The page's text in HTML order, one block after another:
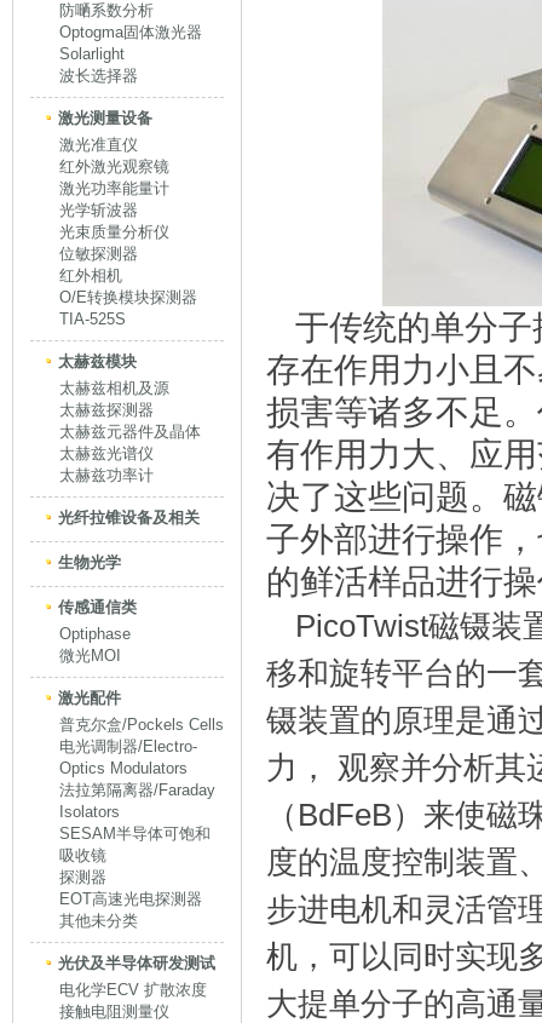
防嗮系数分析
Optogma固体激光器
Solarlight
波长选择器
激光测量设备
激光准直仪
红外激光观察镜
激光功率能量计
光学斩波器
光束质量分析仪
位敏探测器
红外相机
O/E转换模块探测器
TIA-525S
太赫兹模块
太赫兹相机及源
太赫兹探测器
太赫兹元器件及晶体
太赫兹光谱仪
太赫兹功率计
光纤拉锥设备及相关
生物光学
传感通信类
Optiphase
微光MOI
激光配件
普克尔盒/Pockels Cells
电光调制器/Electro-
Optics Modulators
法拉第隔离器/Faraday
Isolators
SESAM半导体可饱和
吸收镜
探测器
EOT高速光电探测器
其他未分类
光伏及半导体研发测试
电化学ECV 扩散浓度
接触电阻测量仪
于传统的单分
存在作用力小且
损害等诸多不足
有作用力大、应
决了这些问题。
子外部进行操作
的鲜活样品进行
PicoTwist磁镊装
移和旋转平台的一
镊装置的原理是通
力， 观察并分析其
（BdFeB）来使
度的温度控制装置
步进电机和灵活管
机，可以同时实现
大提单分子的高通